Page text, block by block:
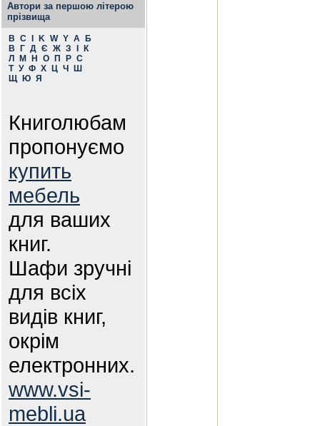
Автори за першою літерою
прізвища
B C K W Y А
Б
В
Г Д Є Ж З
К
Л
М Н О П Р С
Т У Ф Х Ц Ч
Ш
Щ
Ю Я
Книголюбам
пропонуємо
купить
мебель
для ваших
книг.
Шафи зручні
для всіх
видів книг,
окрім
електронних.
www.vsi-
mebli.ua